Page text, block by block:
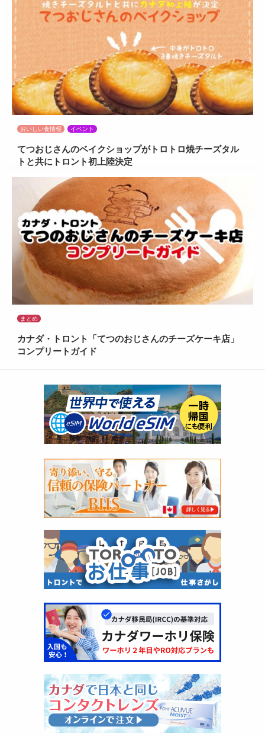
おいしい食情報 イベント
てつおじさんのベイクショップがトロトロ焼チーズタル
トと共にトロント初上陸決定
まとめ
カナダ・トロント「てつのおじさんのチーズケーキ店」
コンプリートガイド